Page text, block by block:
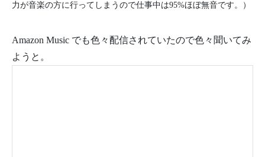
力が音楽の方に行ってしまうので仕事中は95%ほぼ無音です。）
Amazon Music でも色々配信されていたので色々聞いてみ
ようと。